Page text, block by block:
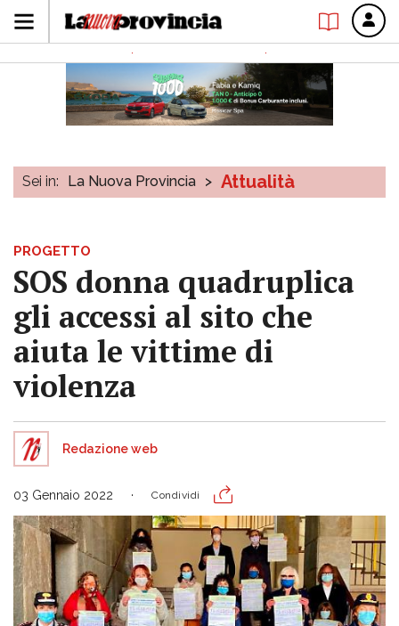
Sei in: La Nuova Provincia > Attualità
PROGETTO
SOS donna quadruplica
gli accessi al sito che
aiuta le vittime di
violenza
Redazione web
03 Gennaio 2022 Condividi